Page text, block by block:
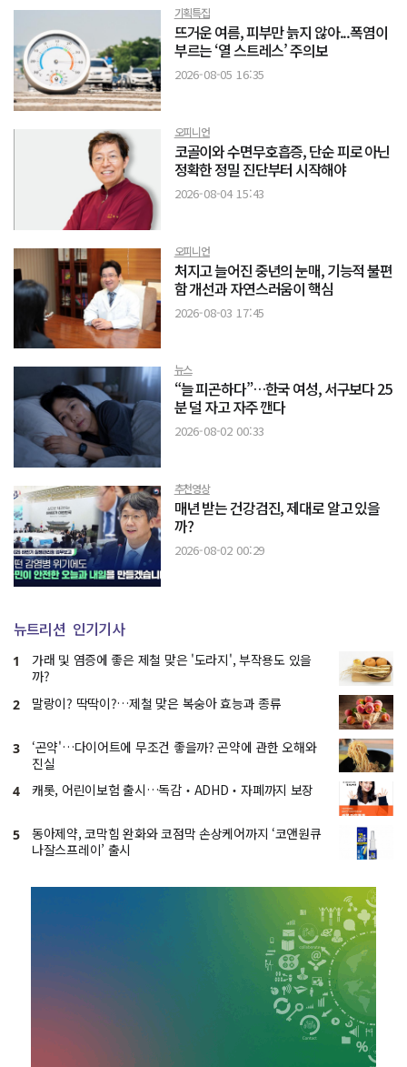
기획특집
뜨거운 여름, 피부만 늙지 않아...폭염이
부르는 ‘열 스트레스’ 주의보
2026-08-05 16:35
오피니언
코골이와 수면무호흡증, 단순 피로 아닌
정확한 정밀 진단부터 시작해야
2026-08-04 15:43
오피니언
처지고 늘어진 중년의 눈매, 기능적 불편
함 개선과 자연스러움이 핵심
2026-08-03 17:45
뉴스
“늘 피곤하다”…한국 여성, 서구보다 25
분 덜 자고 자주 깬다
2026-08-02 00:33
추천영상
매년 받는 건강검진, 제대로 알고 있을
까?
2026-08-02 00:29
뉴트리션 인기기사
1
가래 및 염증에 좋은 제철 맞은 '도라지', 부작용도 있을
까?
2 말랑이? 딱딱이?…제철 맞은 복숭아 효능과 종류
3
‘곤약'…다이어트에 무조건 좋을까? 곤약에 관한 오해와
진실
4 캐롯, 어린이보험 출시…독감‧ADHD‧자폐까지 보장
5
동아제약, 코막힘 완화와 코점막 손상케어까지 ‘코앤원큐
나잘스프레이’ 출시